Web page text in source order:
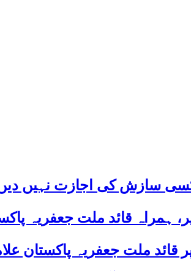
سازش کی اجازت نہیں
ہمراہ قائد ملت جعفریہ